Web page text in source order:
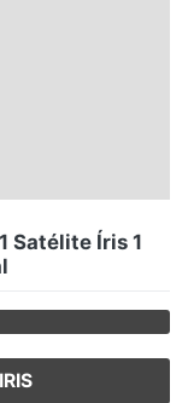
Satélite Íris 1